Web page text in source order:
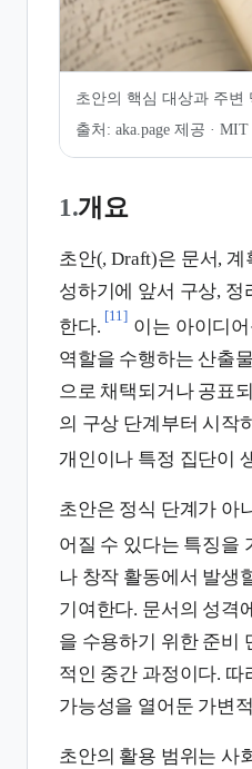
초안의 핵심 대상과 주변
출처: aka.page 제공 · MIT
1.개요
초안(, Draft)은 문서,
성하기에 앞서 구상,
한다.
[11]
이는 아이디
역할을 수행하는 산출
으로 채택되거나 공표
의 구상 단계부터 시작
개인이나 특정 집단이
초안은 정식 단계가 아
어질 수 있다는 특징을
나 창작 활동에서 발생
기여한다. 문서의 성격
을 수용하기 위한 준비
적인 중간 과정이다.
가능성을 열어둔 가변
초안의 활용 범위는 사